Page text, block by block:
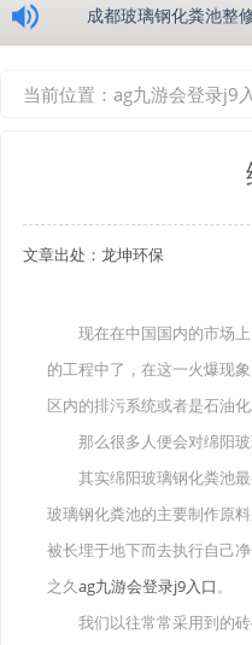
成都玻璃钢化粪池整
四川玻璃钢化粪池
关于重庆玻璃钢化粪
在安装绵阳玻璃钢化
使用成都玻璃钢化粪
当前位置： ag九游会登录j9
文章出处：龙坤环保
现在在中国国内的市场上
的工程中了，在这一火爆现
区内的排污系统或者是石油
那么很多人便会对绵阳玻
其实绵阳玻璃钢化粪池最
玻璃钢化粪池的主要制作原
被长埋于地下而去执行自己
之久ag九游会登录j9入口。
我们以往常常采用到的砖